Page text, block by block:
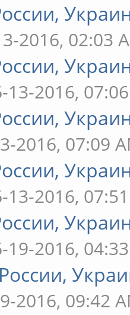
2016, 02:03
13-2016,
2016, 07:09
13-2016,
19-2016,
2016, 09:42